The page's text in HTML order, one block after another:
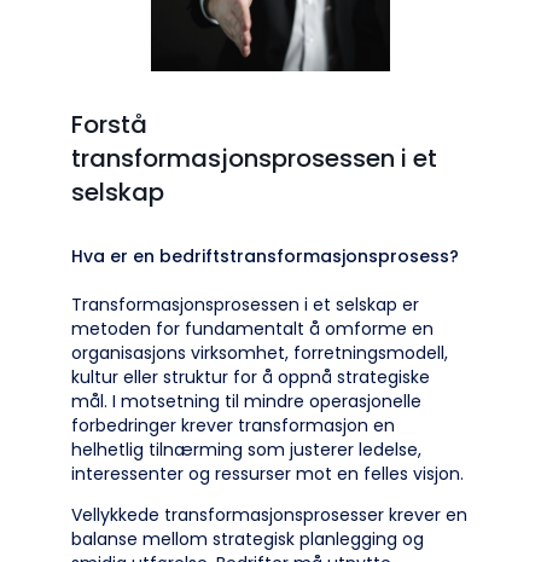
Forstå
transformasjonsprosessen i et
selskap
Hva er en bedriftstransformasjonsprosess?
Transformasjonsprosessen i et selskap er
metoden for fundamentalt å omforme en
organisasjons virksomhet, forretningsmodell,
kultur eller struktur for å oppnå strategiske
mål. I motsetning til mindre operasjonelle
forbedringer krever transformasjon en
helhetlig tilnærming som justerer ledelse,
interessenter og ressurser mot en felles visjon.
Vellykkede transformasjonsprosesser krever en
balanse mellom strategisk planlegging og